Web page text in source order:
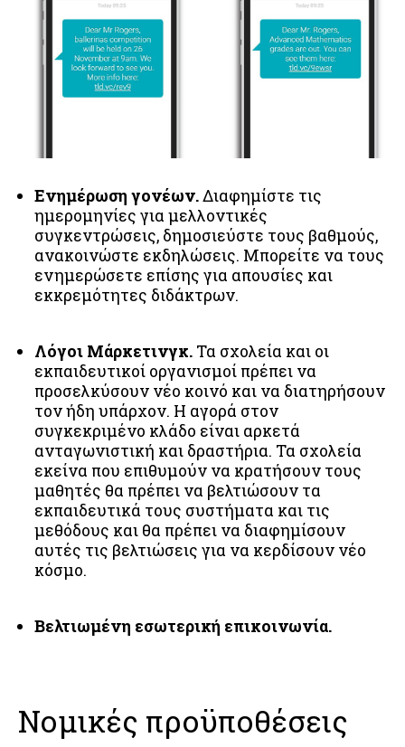
Ενημέρωση γονέων.Διαφημίστε τις
ημερομηνίες για μελλοντικές
συγκεντρώσεις, δημοσιεύστε τους βαθμούς,
ανακοινώστε εκδηλώσεις. Μπορείτε να τους
ενημερώσετε επίσης για απουσίες και
εκκρεμότητες διδάκτρων.
Λόγοι Μάρκετινγκ. Τα σχολεία και οι
εκπαιδευτικοί οργανισμοί πρέπει να
προσελκύσουν νέο κοινό και να διατηρήσουν
τον ήδη υπάρχον. Η αγορά στον
συγκεκριμένο κλάδο είναι αρκετά
ανταγωνιστική και δραστήρια. Τα σχολεία
εκείνα που επιθυμούν να κρατήσουν τους
μαθητές θα πρέπει να βελτιώσουν τα
εκπαιδευτικά τους συστήματα και τις
μεθόδους και θα πρέπει να διαφημίσουν
αυτές τις βελτιώσεις για να κερδίσουν νέο
κόσμο.
Βελτιωμένη εσωτερική επικοινωνία.
Νομικές προϋποθέσεις